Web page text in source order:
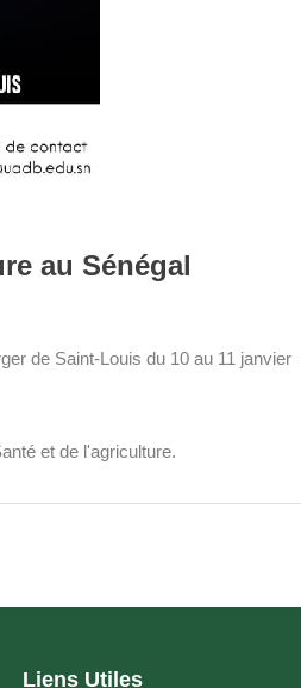
au Sénégal
de Saint-Louis du 10 au 11 janvier
et de l'agriculture.
Liens Utiles